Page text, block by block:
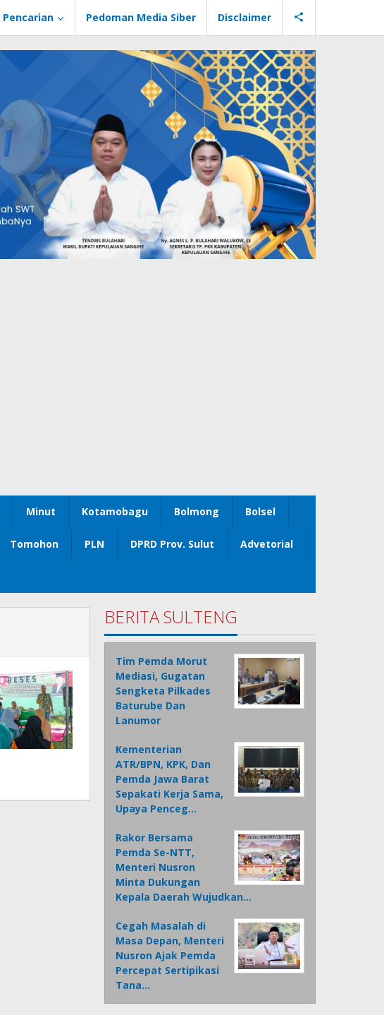
Pencarian Pedoman Media Siber Disclaimer
Minut Kotamobagu Bolmong Bolsel
Tomohon PLN DPRD Prov. Sulut Advetorial
BERITA SULTENG
Tim Pemda Morut
Mediasi, Gugatan
Sengketa Pilkades
Baturube Dan
Lanumor
Kementerian
ATR/BPN, KPK, Dan
Pemda Jawa Barat
Sepakati Kerja Sama,
Upaya Penceg…
Rakor Bersama
Pemda Se-NTT,
Menteri Nusron
Minta Dukungan
Kepala Daerah Wujudkan…
Cegah Masalah di
Masa Depan, Menteri
Nusron Ajak Pemda
Percepat Sertipikasi
Tana…